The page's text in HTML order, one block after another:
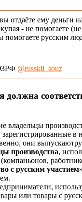
отдаёте ему деньги
- не помогаете
помогаете русским
@russkii_souz
владельцы
они
производства,
с русским участием
или товары с